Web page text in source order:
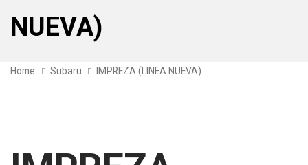
NUEVA)
Home Subaru IMPREZA (LINEA NUEVA)